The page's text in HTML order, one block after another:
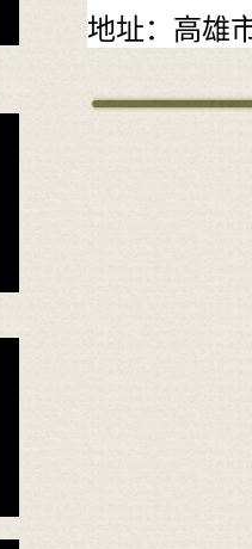
地址：高雄